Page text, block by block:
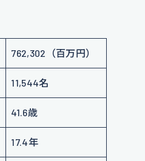
762,302（百万円）
11,544名
41.6歳
17.4年